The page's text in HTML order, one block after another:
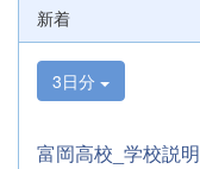
新着
3日分
富岡高校_学校説